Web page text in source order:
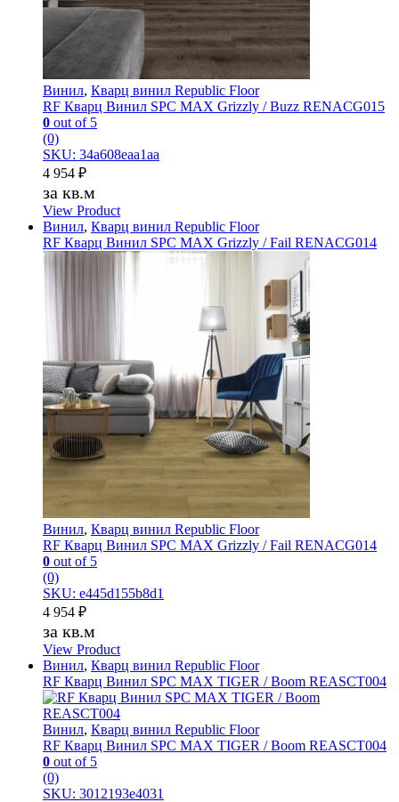
Винил, Кварц винил Republic Floor
RF Кварц Винил SPC MAX Grizzly / Buzz RENACG015
0 out of 5
(0)
SKU: 34a608eaa1aa
4 954 ₽
за кв.м
View Product
Винил, Кварц винил Republic Floor
RF Кварц Винил SPC MAX Grizzly / Fail RENACG014
Винил, Кварц винил Republic Floor
RF Кварц Винил SPC MAX Grizzly / Fail RENACG014
0 out of 5
(0)
SKU: e445d155b8d1
4 954 ₽
за кв.м
View Product
Винил, Кварц винил Republic Floor
RF Кварц Винил SPC MAX TIGER / Boom REASCT004
Винил, Кварц винил Republic Floor
RF Кварц Винил SPC MAX TIGER / Boom REASCT004
0 out of 5
(0)
SKU: 3012193e4031